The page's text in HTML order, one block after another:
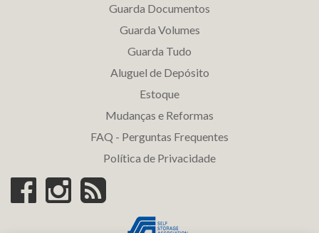
Guarda Documentos
Guarda Volumes
Guarda Tudo
Aluguel de Depósito
Estoque
Mudanças e Reformas
FAQ - Perguntas Frequentes
Política de Privacidade